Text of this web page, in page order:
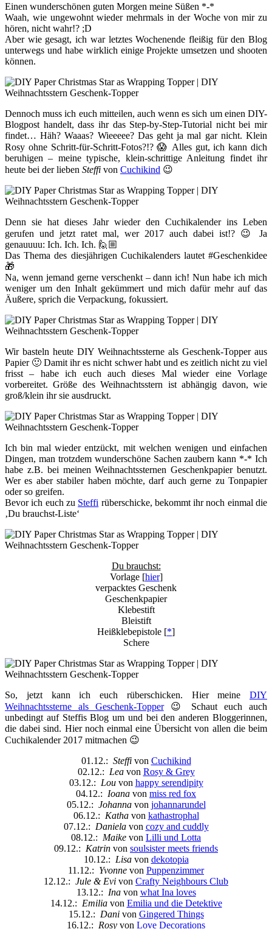
Einen wunderschönen guten Morgen meine Süßen *-*
Waah, wie ungewohnt wieder mehrmals in der Woche von mir zu
hören, nicht wahr!? ;D
Aber wie gesagt, ich war letztes Wochenende fleißig für den Blog
unterwegs und habe wirklich einige Projekte umsetzen und shooten
können.
Dennoch muss ich euch mitteilen, auch wenn es sich um einen DIY-
Blogpost handelt, dass ihr das Step-by-Step-Tutorial nicht bei mir
findet… Häh? Waaas? Wieeeee? Das geht ja mal gar nicht. Klein
Rosy ohne Schritt-für-Schritt-Fotos?!? 😱 Alles gut, ich kann dich
beruhigen – meine typische, klein-schrittige Anleitung findet ihr
heute bei der lieben Steffi von Cuchikind 😉
Denn sie hat dieses Jahr wieder den Cuchikalender ins Leben
gerufen und jetzt ratet mal, wer 2017 auch dabei ist!? 😉 Ja
genauuuu: Ich. Ich. Ich. 🙋🏼
Das Thema des diesjährigen Cuchikalenders lautet #Geschenkidee
🎁
Na, wenn jemand gerne verschenkt – dann ich! Nun habe ich mich
weniger um den Inhalt gekümmert und mich dafür mehr auf das
Äußere, sprich die Verpackung, fokussiert.
Wir basteln heute DIY Weihnachtssterne als Geschenk-Topper aus
Papier 🙂 Damit ihr es nicht schwer habt und es zeitlich nicht zu viel
frisst – habe ich euch auch dieses Mal wieder eine Vorlage
vorbereitet. Größe des Weihnachtsstern ist abhängig davon, wie
groß/klein ihr sie ausdruckt.
Ich bin mal wieder entzückt, mit welchen wenigen und einfachen
Dingen, man trotzdem wunderschöne Sachen zaubern kann *-* Ich
habe z.B. bei meinen Weihnachtssternen Geschenkpapier benutzt.
Wer es aber stabiler haben möchte, darf auch gerne zu Tonpapier
oder so greifen.
Bevor ich euch zu Steffi rüberschicke, bekommt ihr noch einmal die
‚Du brauchst-Liste‘
Du brauchst:
Vorlage [hier]
verpacktes Geschenk
Geschenkpapier
Klebestift
Bleistift
Heißklebepistole [*]
Schere
So, jetzt kann ich euch rüberschicken. Hier meine DIY
Weihnachtssterne als Geschenk-Topper😉 Schaut euch auch
unbedingt auf Steffis Blog um und bei den anderen Bloggerinnen,
die dabei sind. Hier noch einmal eine Übersicht von allen die beim
Cuchikalender 2017 mitmachen 😉
01.12.: Steffivon Cuchikind
02.12.: Leavon Rosy & Grey
03.12.: Louvon happy serendipity
04.12.: Ioana von miss red fox
05.12.: Johannavon johannarundel
06.12.: Kathavon kathastrophal
07.12.: Danielavon cozy and cuddly
08.12.: Maike von Lilli und Lotta
09.12.: Katrin von soulsister meets friends
10.12.: Lisavon dekotopia
11.12.: Yvonne von Puppenzimmer
12.12.: Jule & Evi von Crafty Neighbours Club
13.12.: Inavon what Ina loves
14.12.: Emiliavon Emilia und die Detektive
15.12.: Danivon Gingered Things
16.12.: Rosy von Love Decorations